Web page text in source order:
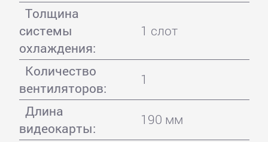
Толщина
системы
охлаждения:
1 слот
Количество
вентиляторов:
1
Длина
видеокарты:
190 мм